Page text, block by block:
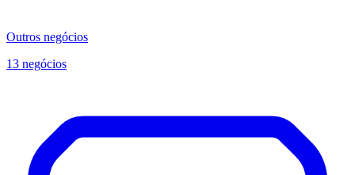
Outros negócios
13 negócios